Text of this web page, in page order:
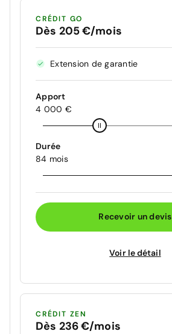
CRÉDIT GO
Dès 205 €/mois
Extension de garantie
Apport
4 000 €
Durée
84 mois
Recevoir un devis
Voir le détail
CRÉDIT ZEN
Dès 236 €/mois